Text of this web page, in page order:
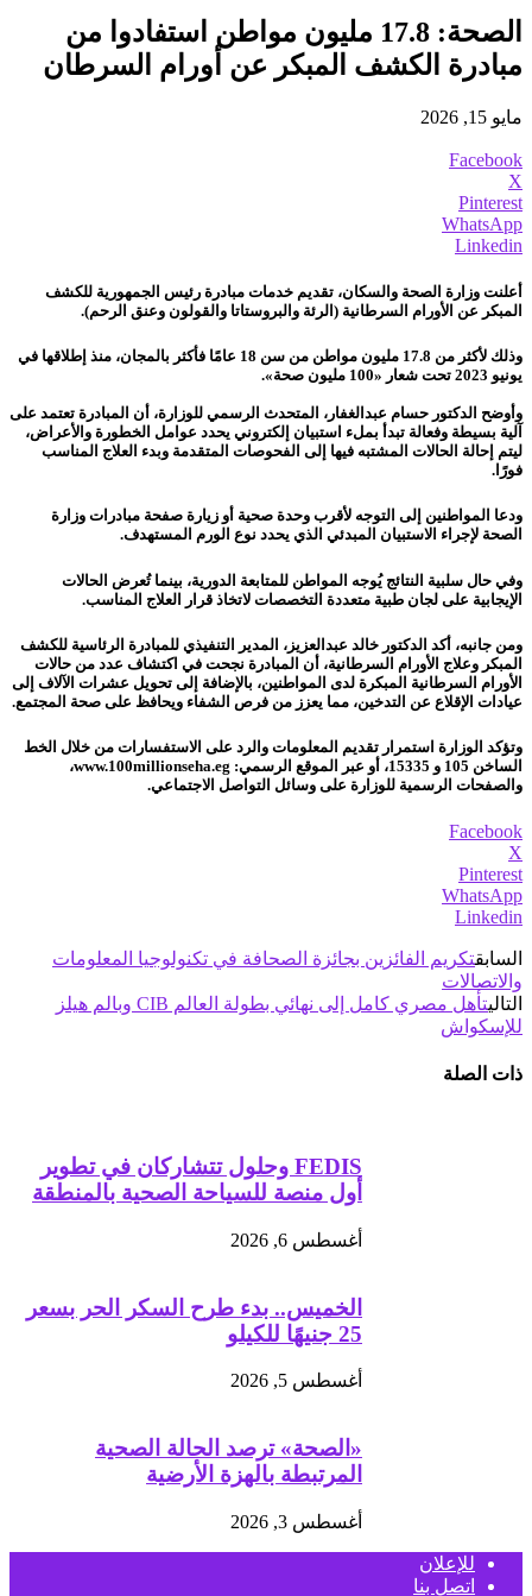
الصحة: 17.8 مليون مواطن استفادوا من
مبادرة الكشف المبكر عن أورام السرطان
مايو 15, 2026
Facebook
X
Pinterest
WhatsApp
Linkedin
أعلنت وزارة الصحة والسكان، تقديم خدمات مبادرة رئيس الجمهورية للكشف
المبكر عن الأورام السرطانية (الرئة والبروستاتا والقولون وعنق الرحم).
وذلك لأكثر من 17.8 مليون مواطن من سن 18 عامًا فأكثر بالمجان، منذ إطلاقها في
يونيو 2023 تحت شعار «100 مليون صحة».
وأوضح الدكتور حسام عبدالغفار، المتحدث الرسمي للوزارة، أن المبادرة تعتمد على
آلية بسيطة وفعالة تبدأ بملء استبيان إلكتروني يحدد عوامل الخطورة والأعراض،
ليتم إحالة الحالات المشتبه فيها إلى الفحوصات المتقدمة وبدء العلاج المناسب
فورًا.
ودعا المواطنين إلى التوجه لأقرب وحدة صحية أو زيارة صفحة مبادرات وزارة
الصحة لإجراء الاستبيان المبدئي الذي يحدد نوع الورم المستهدف.
وفي حال سلبية النتائج يُوجه المواطن للمتابعة الدورية، بينما تُعرض الحالات
الإيجابية على لجان طبية متعددة التخصصات لاتخاذ قرار العلاج المناسب.
ومن جانبه، أكد الدكتور خالد عبدالعزيز، المدير التنفيذي للمبادرة الرئاسية للكشف
المبكر وعلاج الأورام السرطانية، أن المبادرة نجحت في اكتشاف عدد من حالات
الأورام السرطانية المبكرة لدى المواطنين، بالإضافة إلى تحويل عشرات الآلاف إلى
عيادات الإقلاع عن التدخين، مما يعزز من فرص الشفاء ويحافظ على صحة المجتمع.
وتؤكد الوزارة استمرار تقديم المعلومات والرد على الاستفسارات من خلال الخط
الساخن 105 و 15335، أو عبر الموقع الرسمي: www.100millionseha.eg،
والصفحات الرسمية للوزارة على وسائل التواصل الاجتماعي.
Facebook
X
Pinterest
WhatsApp
Linkedin
السابقتكريم الفائزين بجائزة الصحافة في تكنولوجيا المعلومات
والاتصالات
التالي
تأهل مصري كامل إلى نهائي بطولة العالم CIB وبالم هيلز
للإسكواش
ذات الصلة
FEDIS وحلول تتشاركان في تطوير
أول منصة للسياحة الصحية بالمنطقة
أغسطس 6, 2026
الخميس.. بدء طرح السكر الحر بسعر
25 جنيهًا للكيلو
أغسطس 5, 2026
«الصحة» ترصد الحالة الصحية
المرتبطة بالهزة الأرضية
أغسطس 3, 2026
للإعلان
اتصل بنا